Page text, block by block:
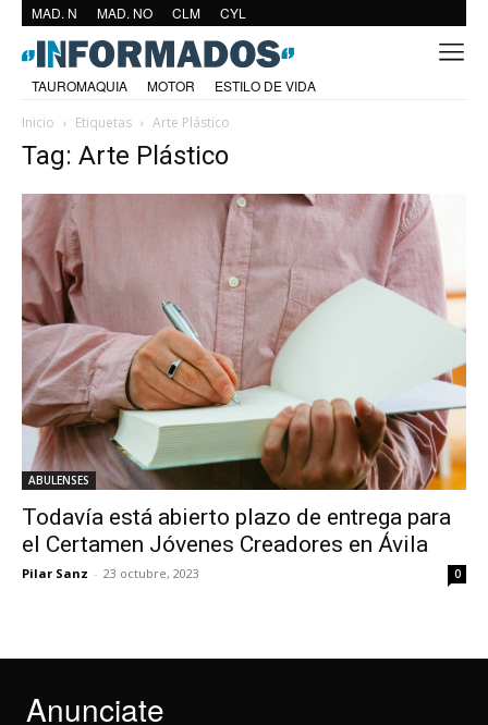
MAD. N MAD. NO CLM CYL
TAUROMAQUIA MOTOR
ESTILO DE VIDA
Inicio
Etiquetas Arte Plástico
Tag: Arte Plástico
ABULENSES
Todavía está abierto plazo de entrega para
el Certamen Jóvenes Creadores en Ávila
Pilar Sanz - 23 octubre, 2023 0
Anunciate